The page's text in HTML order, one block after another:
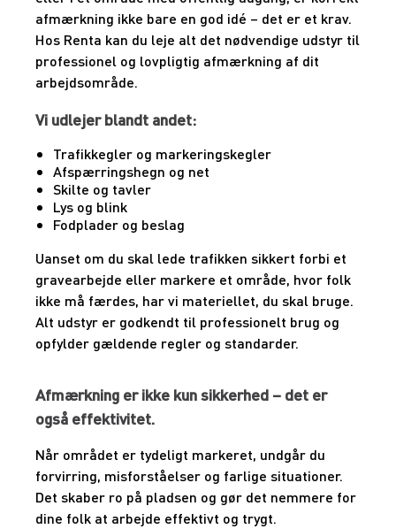
afmærkning ikke bare en god idé – det er et krav.
Hos Renta kan du leje alt det nødvendige udstyr til
professionel og lovpligtig afmærkning af dit
arbejdsområde.
Vi udlejer blandt andet:
Trafikkegler og markeringskegler
Afspærringshegn og net
Skilte og tavler
Lys og blink
Fodplader og beslag
Uanset om du skal lede trafikken sikkert forbi et
gravearbejde eller markere et område, hvor folk
ikke må færdes, har vi materiellet, du skal bruge.
Alt udstyr er godkendt til professionelt brug og
opfylder gældende regler og standarder.
Afmærkning er ikke kun sikkerhed – det er
også effektivitet.
Når området er tydeligt markeret, undgår du
forvirring, misforståelser og farlige situationer.
Det skaber ro på pladsen og gør det nemmere for
dine folk at arbejde effektivt og trygt.